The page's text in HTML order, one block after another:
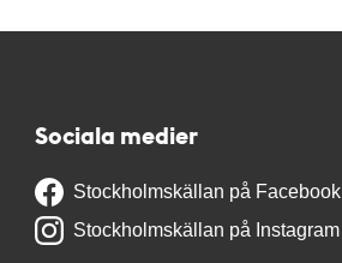
Sociala medier
Stockholmskällan på Facebook
Stockholmskällan på Instagram